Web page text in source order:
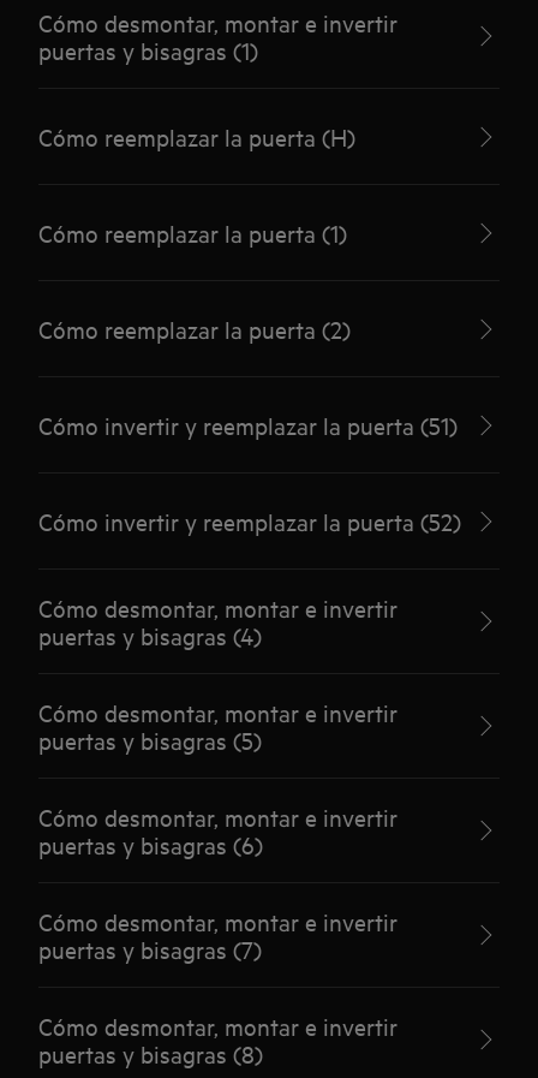
Cómo desmontar, montar e invertir
puertas y bisagras (1)
Cómo reemplazar la puerta (H)
Cómo reemplazar la puerta (1)
Cómo reemplazar la puerta (2)
Cómo invertir y reemplazar la puerta (51)
Cómo invertir y reemplazar la puerta (52)
Cómo desmontar, montar e invertir
puertas y bisagras (4)
Cómo desmontar, montar e invertir
puertas y bisagras (5)
Cómo desmontar, montar e invertir
puertas y bisagras (6)
Cómo desmontar, montar e invertir
puertas y bisagras (7)
Cómo desmontar, montar e invertir
puertas y bisagras (8)